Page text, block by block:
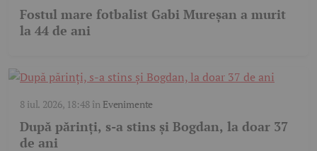
Fostul mare fotbalist Gabi Mureșan a murit
la 44 de ani
8 iul. 2026, 18:48în Evenimente
După părinți, s-a stins și Bogdan, la doar 37
de ani